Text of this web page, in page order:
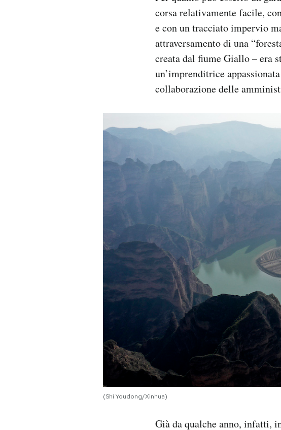
corsa relativamente facile,
e con un tracciato impervio
attraversamento di una
creata dal fiume Giallo – era
un’imprenditrice
collaborazione delle
(Shi Youdong/Xinhua)
Già da qualche anno, infatti,